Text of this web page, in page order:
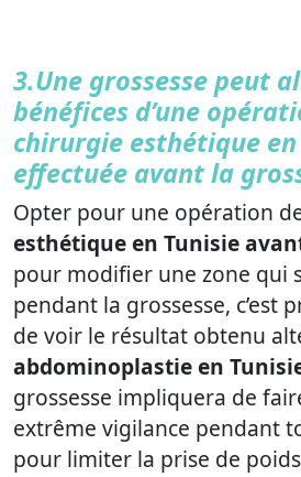
3.Une grossesse peut
bénéfices d’une
chirurgie esthétique en
effectuée avant la
Opter pour une opération
esthétique en Tunisie
pour modifier une zone qui
pendant la grossesse, c’est
de voir le résultat obtenu
abdominoplastie en
grossesse impliquera de
extrême vigilance pendant
pour limiter la prise de